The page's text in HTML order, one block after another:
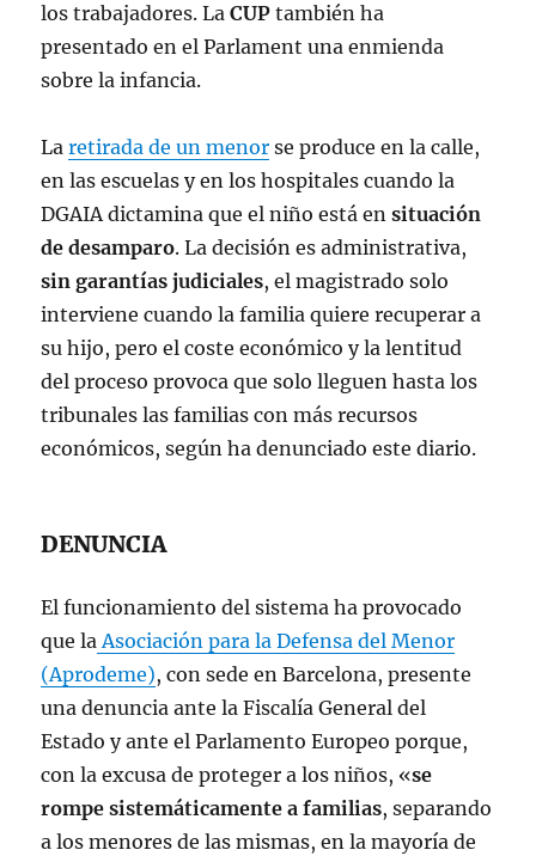
los trabajadores. LaCUPtambién ha
presentado en el Parlament una enmienda
sobre la infancia.
Laretirada de un menor se produce en la calle,
en las escuelas y en los hospitales cuando la
DGAIA dictamina que el niño está ensituación
de desamparo. La decisión es administrativa,
sin garantías judiciales, el magistrado solo
interviene cuando la familia quiere recuperar a
su hijo, pero el coste económico y la lentitud
del proceso provoca que solo lleguen hasta los
tribunales las familias con más recursos
económicos, según ha denunciado este diario.
DENUNCIA
El funcionamiento del sistema ha provocado
que laAsociación para la Defensa del Menor
(Aprodeme), con sede en Barcelona, presente
una denuncia ante la Fiscalía General del
Estado y ante el Parlamento Europeo porque,
con la excusa de proteger a los niños, «se
rompe sistemáticamente a familias, separando
a los menores de las mismas, en la mayoría de